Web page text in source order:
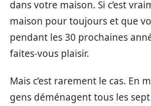
dans votre maison. Si c’est
maison pour toujours et que
pendant les 30 prochaines
faites-vous plaisir.
Mais c’est rarement le cas. En
gens déménagent tous les